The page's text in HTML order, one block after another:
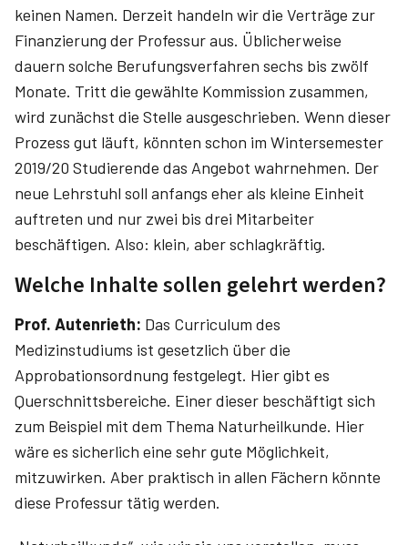
keinen Namen. Derzeit handeln wir die Verträge zur
Finanzierung der Professur aus. Üblicherweise
dauern solche Berufungsverfahren sechs bis zwölf
Monate. Tritt die gewählte Kommission zusammen,
wird zunächst die Stelle ausgeschrieben. Wenn dieser
Prozess gut läuft, könnten schon im Wintersemester
2019/20 Studierende das Angebot wahrnehmen. Der
neue Lehrstuhl soll anfangs eher als kleine Einheit
auftreten und nur zwei bis drei Mitarbeiter
beschäftigen. Also: klein, aber schlagkräftig.
Welche Inhalte sollen gelehrt werden?
Prof. Autenrieth: Das Curriculum des
Medizinstudiums ist gesetzlich über die
Approbationsordnung festgelegt. Hier gibt es
Querschnittsbereiche. Einer dieser beschäftigt sich
zum Beispiel mit dem Thema Naturheilkunde. Hier
wäre es sicherlich eine sehr gute Möglichkeit,
mitzuwirken. Aber praktisch in allen Fächern könnte
diese Professur tätig werden.